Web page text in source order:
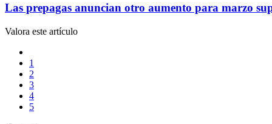
Las prepagas anuncian otro aumento para marzo
Valora este artículo
1
2
3
4
5